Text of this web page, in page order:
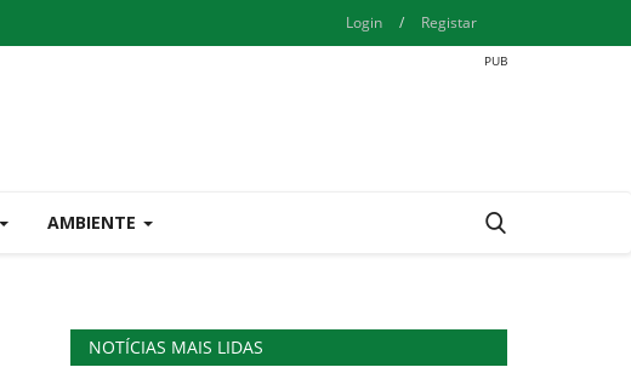
Login / Registar
AMBIENTE
NOTÍCIAS MAIS LIDAS